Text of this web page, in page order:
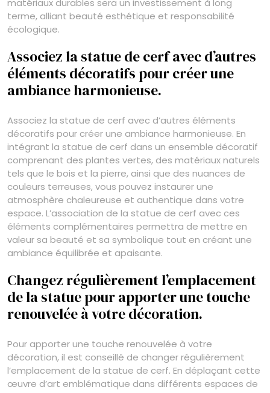
matériaux durables sera un investissement à long
terme, alliant beauté esthétique et responsabilité
écologique.
Associez la statue de cerf avec d’autres
éléments décoratifs pour créer une
ambiance harmonieuse.
Associez la statue de cerf avec d’autres éléments
décoratifs pour créer une ambiance harmonieuse. En
intégrant la statue de cerf dans un ensemble décoratif
comprenant des plantes vertes, des matériaux naturels
tels que le bois et la pierre, ainsi que des nuances de
couleurs terreuses, vous pouvez instaurer une
atmosphère chaleureuse et authentique dans votre
espace. L’association de la statue de cerf avec ces
éléments complémentaires permettra de mettre en
valeur sa beauté et sa symbolique tout en créant une
ambiance équilibrée et apaisante.
Changez régulièrement l’emplacement
de la statue pour apporter une touche
renouvelée à votre décoration.
Pour apporter une touche renouvelée à votre
décoration, il est conseillé de changer régulièrement
l’emplacement de la statue de cerf. En déplaçant cette
œuvre d’art emblématique dans différents espaces de